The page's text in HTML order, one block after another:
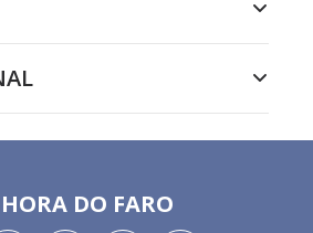
HORA DO FARO